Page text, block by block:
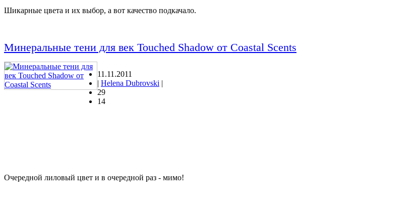
Шикарные цвета и их выбор, а вот качество подкачало.
Минеральные тени для век Touched Shadow от Coastal Scents
11.11.2011
| Helena Dubrovski |
29
14
Очередной лиловый цвет и в очередной раз - мимо!